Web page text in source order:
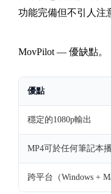
功能完備但不引人注
MovPilot — 優缺點。
優點
穩定的1080p輸出
MP4可於任何筆記本
跨平台（Windows +